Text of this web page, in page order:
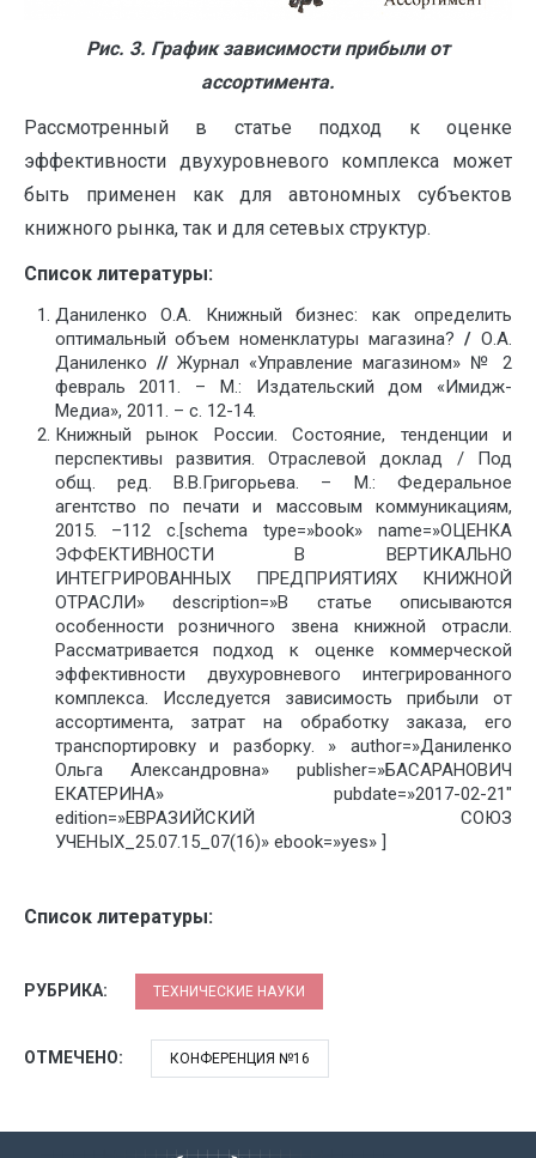
Рис. 3. График зависимости прибыли от
ассортимента.
Рассмотренный в статье подход к оценке
эффективности двухуровневого комплекса может
быть применен как для автономных субъектов
книжного рынка, так и для сетевых структур.
Список литературы:
Даниленко О.А. Книжный бизнес: как определить
оптимальный объем номенклатуры магазина? /О.А.
Даниленко //Журнал «Управление магазином» № 2
февраль 2011. – М.: Издательский дом «Имидж-
Медиа», 2011. – с. 12-14.
Книжный рынок России. Состояние, тенденции и
перспективы развития. Отраслевой доклад / Под
общ. ред. В.В.Григорьева. – М.: Федеральное
агентство по печати и массовым коммуникациям,
2015. –112 с.[schema type=»book» name=»ОЦЕНКА
ЭФФЕКТИВНОСТИ В ВЕРТИКАЛЬНО
ИНТЕГРИРОВАННЫХ ПРЕДПРИЯТИЯХ КНИЖНОЙ
ОТРАСЛИ» description=»В статье описываются
особенности розничного звена книжной отрасли.
Рассматривается подход к оценке коммерческой
эффективности двухуровневого интегрированного
комплекса. Исследуется зависимость прибыли от
ассортимента, затрат на обработку заказа, его
транспортировку и разборку. » author=»Даниленко
Ольга Александровна» publisher=»БАСАРАНОВИЧ
ЕКАТЕРИНА» pubdate=»2017-02-21″
edition=»ЕВРАЗИЙСКИЙ СОЮЗ
УЧЕНЫХ_25.07.15_07(16)» ebook=»yes» ]
Список литературы:
РУБРИКА: ТЕХНИЧЕСКИЕ НАУКИ
ОТМЕЧЕНО: КОНФЕРЕНЦИЯ №16